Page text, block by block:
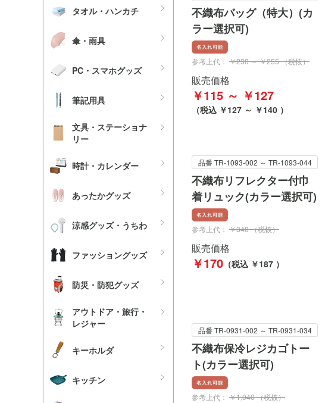
タオル・ハンカチ
傘・雨具
PC・スマホグッズ
筆記用具
文具・ステーショナ
リー
時計・カレンダー
あったかグッズ
涼感グッズ・うちわ
ファッショングッズ
防災・防犯グッズ
アウトドア・旅行・
レジャー
キーホルダ
キッチン
不織布バッグ（特大）(カ
ラー選択可)
参考上代： ￥230 ～ ￥255 （税抜）
販売価格
￥115 ～ ￥127
（税込 ￥127 ～ ￥140 ）
品番 TR-1093-002 ～ TR-1093-044
不織布リフレクター付巾
着リュック(カラー選択可)
参考上代： ￥340 （税抜）
販売価格
￥170 （税込 ￥187 ）
品番 TR-0931-002 ～ TR-0931-034
不織布保冷レジカゴトー
ト(カラー選択可)
参考上代： ￥1,040 （税抜）